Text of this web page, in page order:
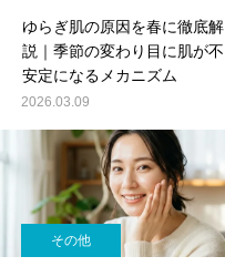
ゆらぎ肌の原因を春に徹底解
説｜季節の変わり目に肌が不
安定になるメカニズム
2026.03.09
その他